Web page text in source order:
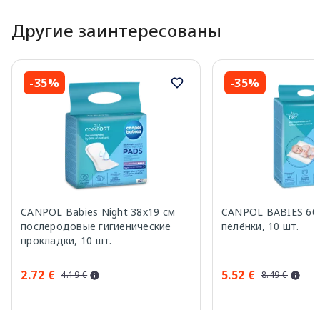
Другие заинтересованы
-35%
CANPOL Babies Night 38x19 см
послеродовые гигиенические
прокладки, 10 шт.
2.72 € 4.19 €
-35%
CANPOL BABIES
пелёнки, 10 шт.
5.52 € 8.49 €